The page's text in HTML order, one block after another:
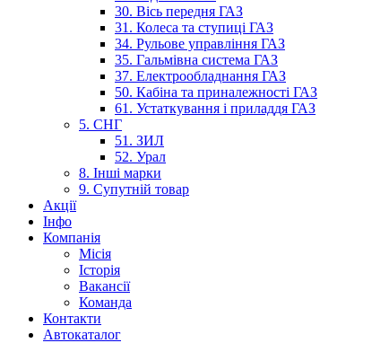
30. Вісь передня ГАЗ
31. Колеса та ступиці ГАЗ
34. Рульове управління ГАЗ
35. Гальмівна система ГАЗ
37. Електрообладнання ГАЗ
50. Кабіна та приналежності ГАЗ
61. Устаткування і приладдя ГАЗ
5. СНГ
51. ЗИЛ
52. Урал
8. Інші марки
9. Супутній товар
Акції
Інфо
Компанія
Місія
Історія
Вакансії
Команда
Контакти
Автокаталог